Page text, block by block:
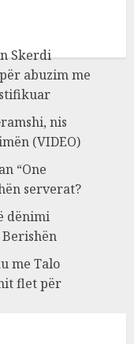
Skerdi
abuzim me
nis
(VIDEO)
“One
serverat?
dënimi
me Talo
flet për